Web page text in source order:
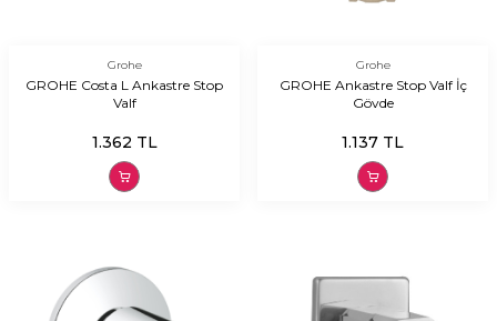
Grohe
GROHE Costa L Ankastre Stop
Valf
1.362 TL
Grohe
GROHE Ankastre Stop Valf İç
Gövde
1.137 TL